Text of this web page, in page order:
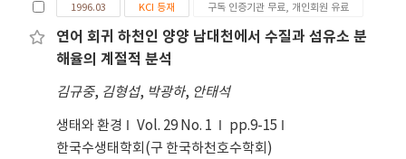
1996.03 KCI 등재 구독 인증기관 무료, 개인회원 유료
연어 회귀 하천인 양양 남대천에서 수질과 섬유소 분
해율의 계절적 분석
김규중, 김형섭, 박광하, 안태석
생태와 환경 Vol. 29 No. 1
pp.9-15
한국수생태학회(구 한국하천호수학회)